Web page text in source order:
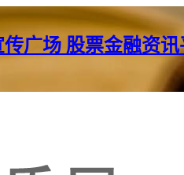
广场 股票金融资讯